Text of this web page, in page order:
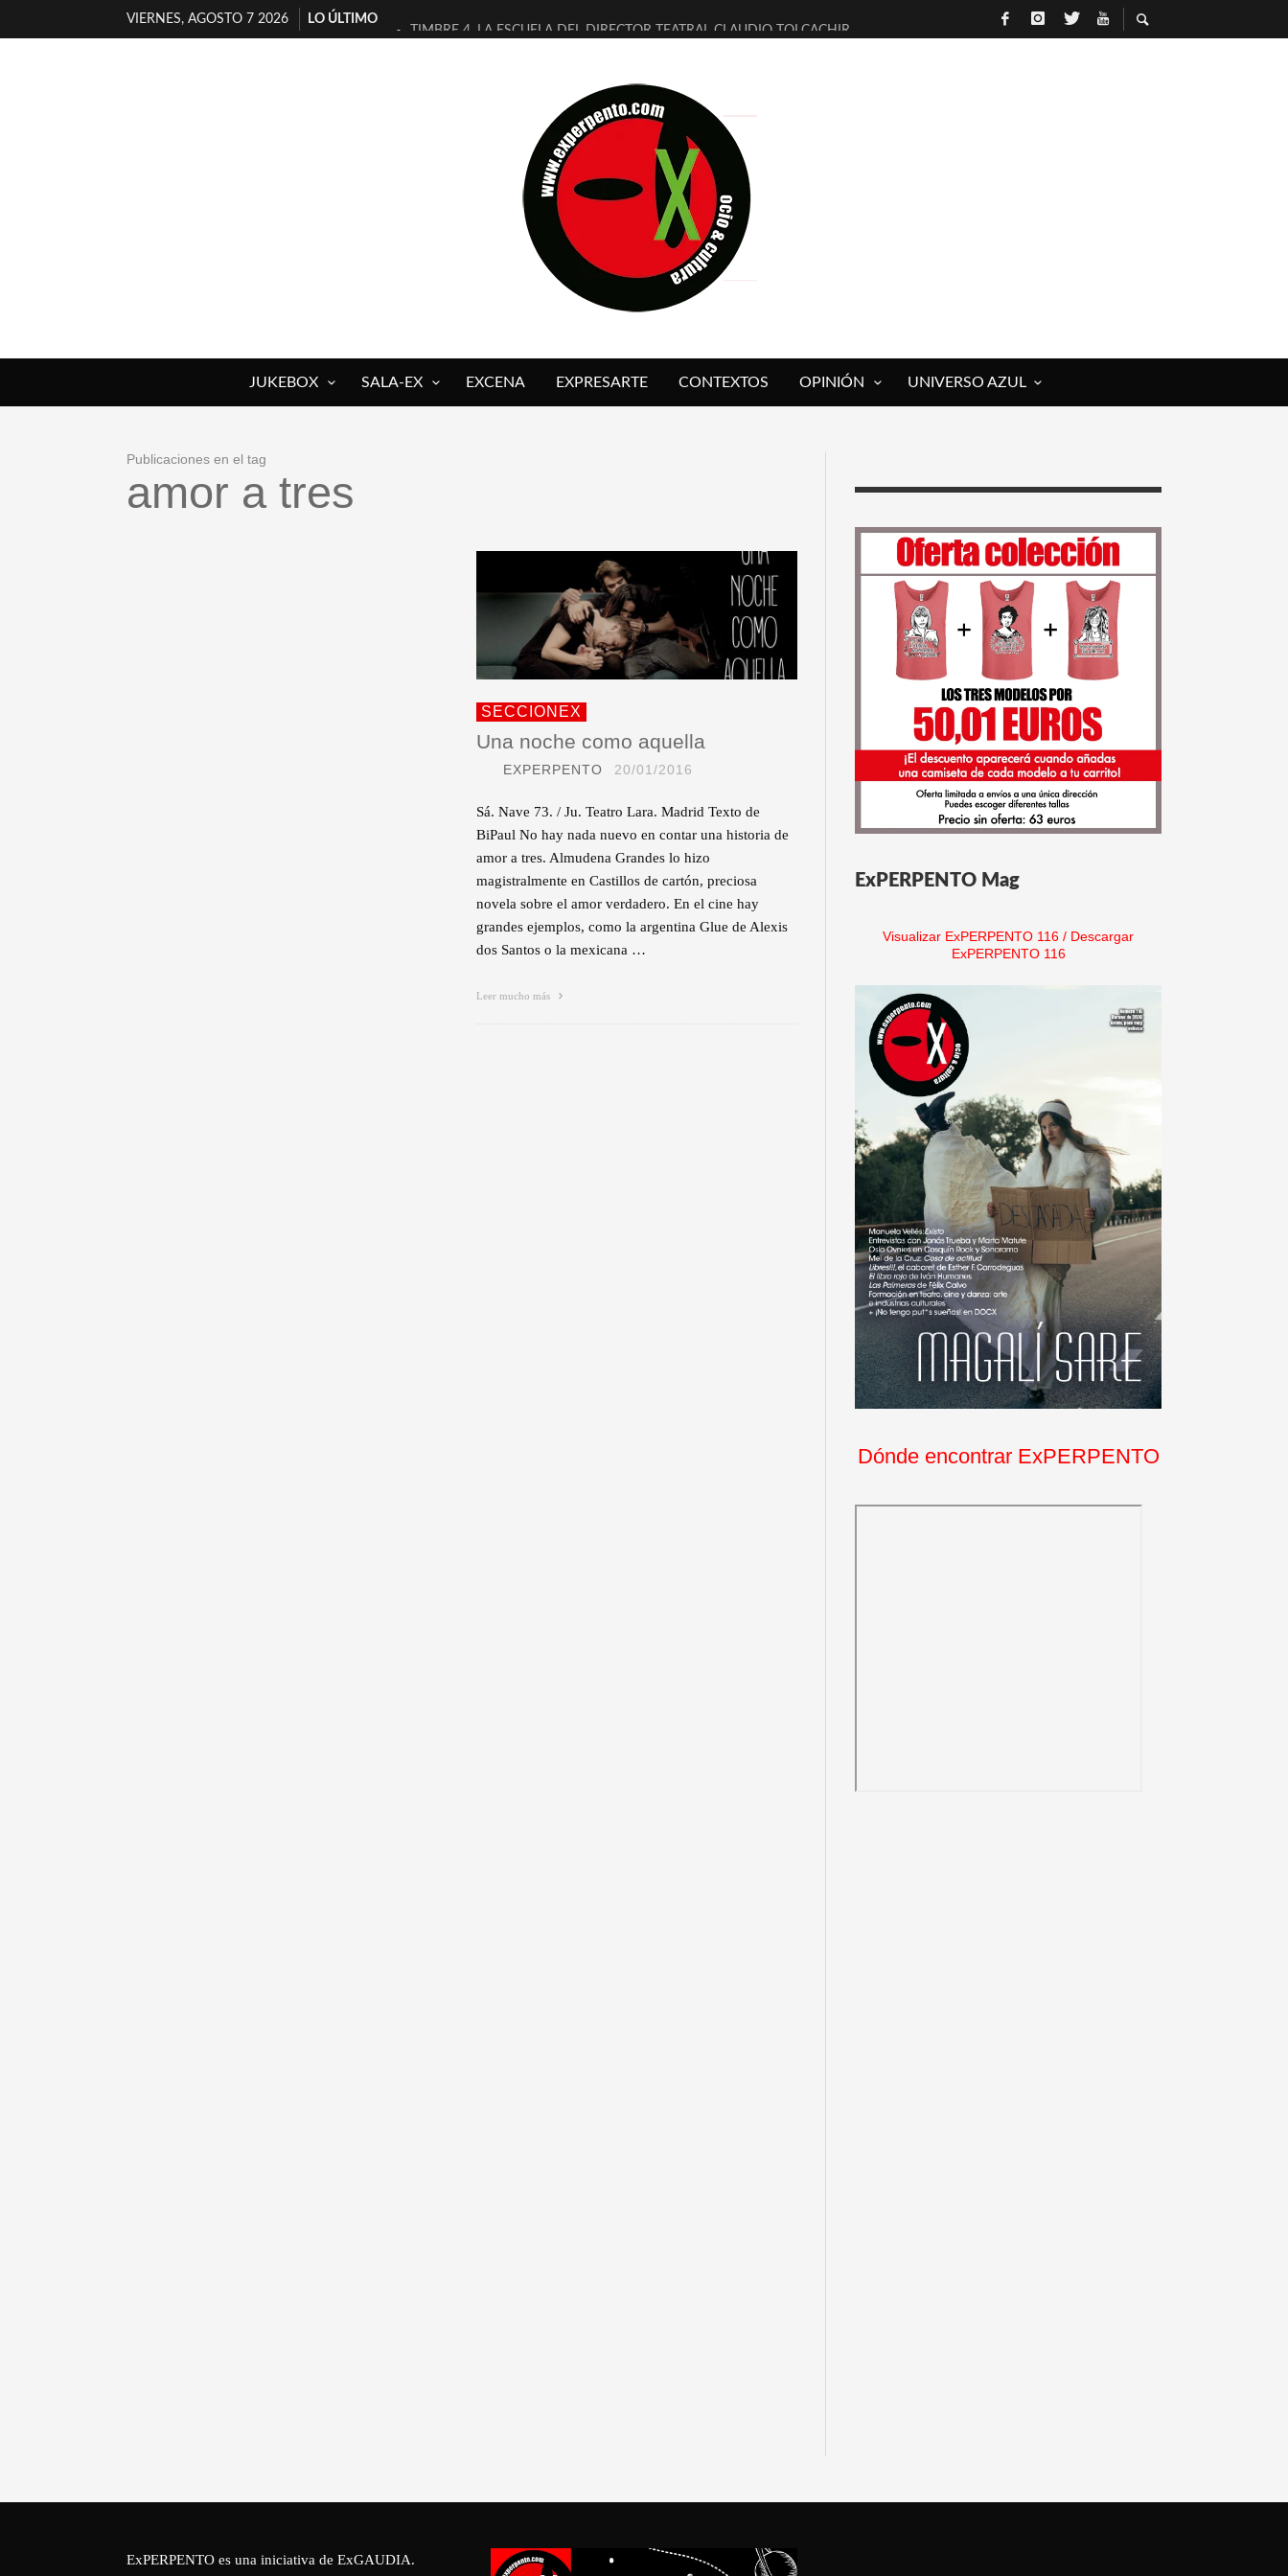
VIERNES, AGOSTO 7 2026
LO ÚLTIMO
TIMBRE 4, LA ESCUELA DEL DIRECTOR TEATRAL CLAUDIO TOLCACHIR
MILITARES JUDÍAS EN #EXVITA
D’BALDOMEROS REINVENTAN [BITÁCORA 3.0] EN EXVITA
MARSHALL FLASH PRESENTA EN EXVITA [RELATIVA SENCILLEZ]
JOFRE BARDAGÍ EN EXVITA INTERPRETANDO A SERRAT
YORCH PRESENTA [CURSO DE ARMONÍA PERSECUTORIA] EN EXVITA
MAGALÍ SARE NOS EXPLICA [DESCASADA]
«NO TENGO PUTOS SUEÑOS»
JUKEBOX SALA-EX EXCENA EXPRESARTE CONTEXTOS OPINIÓN UNIVERSO AZUL
Publicaciones en el tag
amor a tres
SECCIONEX
Una noche como aquella
EXPERPENTO 20/01/2016
Sá. Nave 73. / Ju. Teatro Lara. Madrid Texto de
BiPaul No hay nada nuevo en contar una historia de
amor a tres. Almudena Grandes lo hizo
magistralmente en Castillos de cartón, preciosa
novela sobre el amor verdadero. En el cine hay
grandes ejemplos, como la argentina Glue de Alexis
dos Santos o la mexicana …
Leer mucho más
ExPERPENTO Mag
Visualizar ExPERPENTO 116 / Descargar
ExPERPENTO 116
Dónde encontrar ExPERPENTO
ExPERPENTO es una iniciativa de ExGAUDIA.